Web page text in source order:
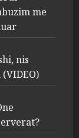
Koço
u vodhën
me
nis